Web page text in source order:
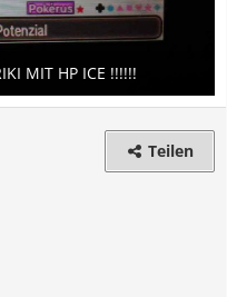
MIT HP ICE !!!!!!
Teilen